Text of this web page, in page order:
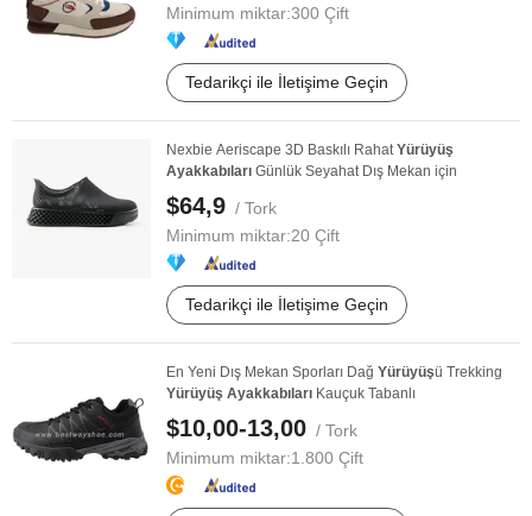
Minimum miktar:300 Çift
Tedarikçi ile İletişime Geçin
Nexbie Aeriscape 3D Baskılı RahatYürüyüş
Ayakkabıları Günlük Seyahat Dış Mekan için
$64,9 / Tork
Minimum miktar:20 Çift
Tedarikçi ile İletişime Geçin
En Yeni Dış Mekan Sporları Dağ Yürüyüşü Trekking
Yürüyüş Ayakkabıları Kauçuk Tabanlı
$10,00-13,00 / Tork
Minimum miktar:1.800 Çift